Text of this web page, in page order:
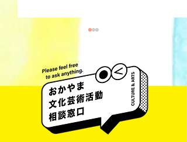
梅田彩香 Ayaka Umeda